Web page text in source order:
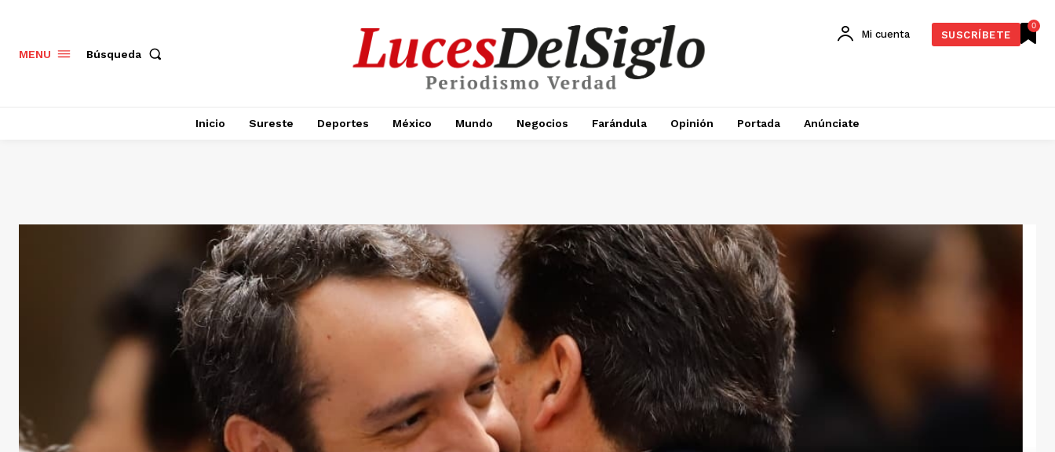
MENU Búsqueda
0
Mi cuenta SUSCRÍBETE
Inicio Sureste Deportes México Mundo Negocios Farándula Opinión Portada Anúnciate